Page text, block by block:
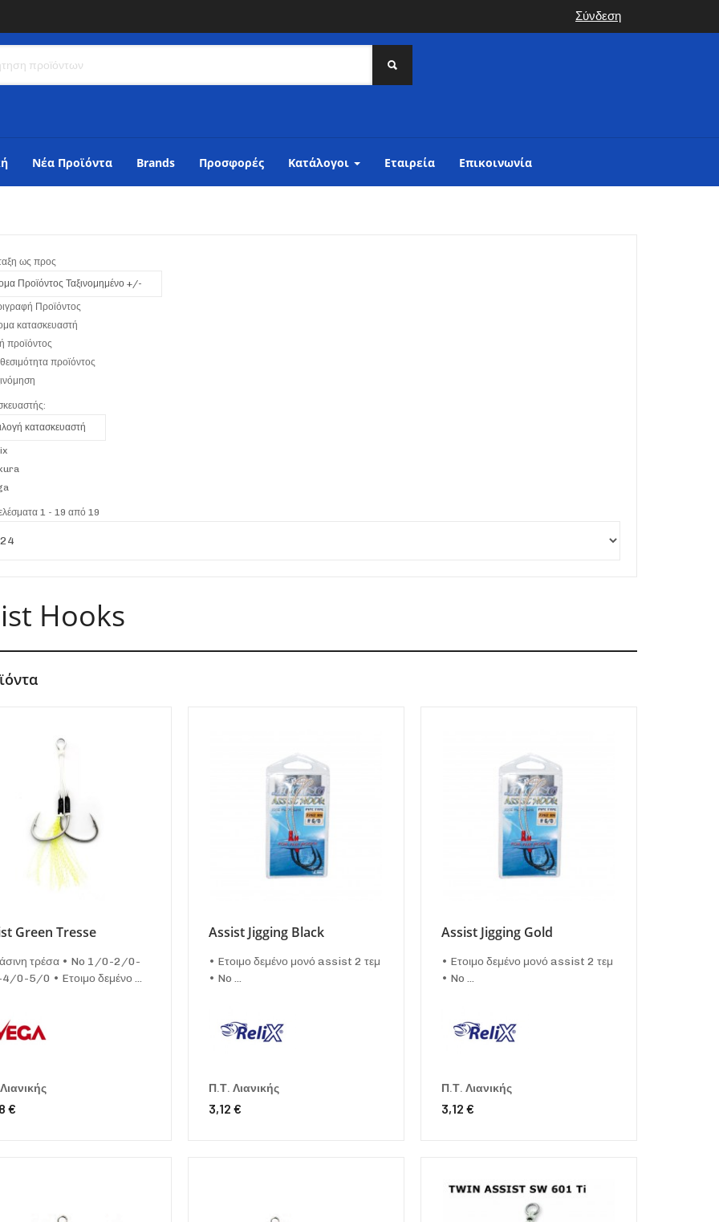
Σύνδεση
Νέα Προϊόντα Brands Προσφορές Κατάλογοι Εταιρεία Επικοινωνία
ως προς
Προϊόντος Ταξινομημένο +/-
Προϊόντος
κατασκευαστή
προϊόντος
προϊόντος
κατασκευαστή
1 - 19 από 19
Hooks
Green Tresse
τρέσα • No 1/0-2/0-
0-5/0 • Eτοιμο δεμένο ...
€
Assist Jigging Black
• Eτοιμο δεμένο μονό assist 2 τεμ
• No ...
Π.Τ. Λιανικής
3,12 €
Assist Jigging Gold
• Eτοιμο δεμένο μονό assist 2 τεμ
• No ...
Π.Τ. Λιανικής
3,12 €